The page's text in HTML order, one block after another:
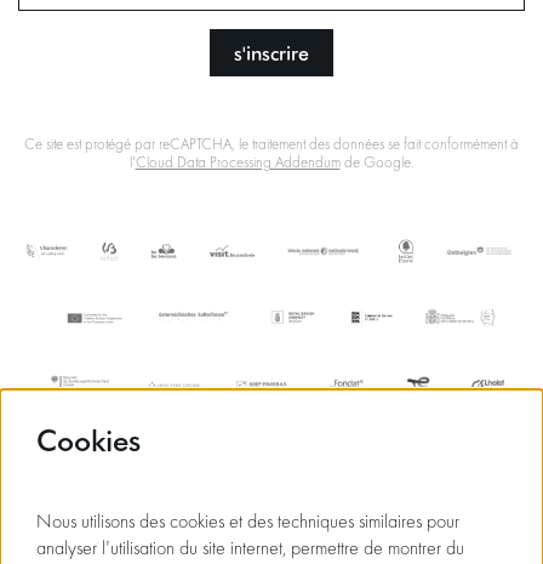
s'inscrire
Ce site est protégé par reCAPTCHA, le traitement des données se fait conformément à
l'Cloud Data Processing Addendumde Google.
Cookies
Nous utilisons des cookies et des techniques similaires pour
analyser l'utilisation du site internet, permettre de montrer du